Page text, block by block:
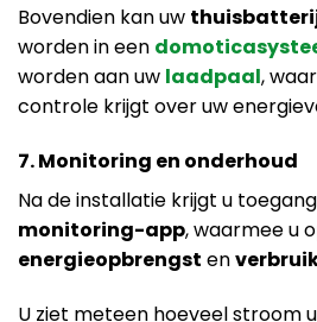
Bovendien kan uw
worden in een
worden aan uw laadpaal,
controle krijgt over uw
7. Monitoring en onderhoud
Na de installatie krijgt u
monitoring-app, waarmee u
energieopbrengst en
U ziet meteen hoeveel stroom